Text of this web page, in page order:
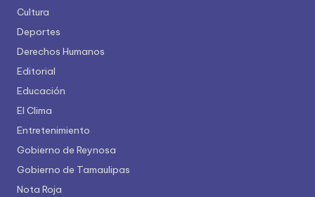
Cultura
Deportes
Derechos Humanos
Editorial
Educación
El Clima
Entretenimiento
Gobierno de Reynosa
Gobierno de Tamaulipas
Nota Roja